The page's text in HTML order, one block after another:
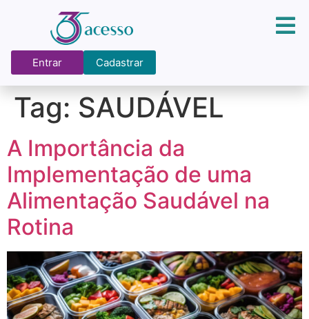
Entrar Cadastrar
Tag: SAUDÁVEL
A Importância da
Implementação de uma
Alimentação Saudável na
Rotina